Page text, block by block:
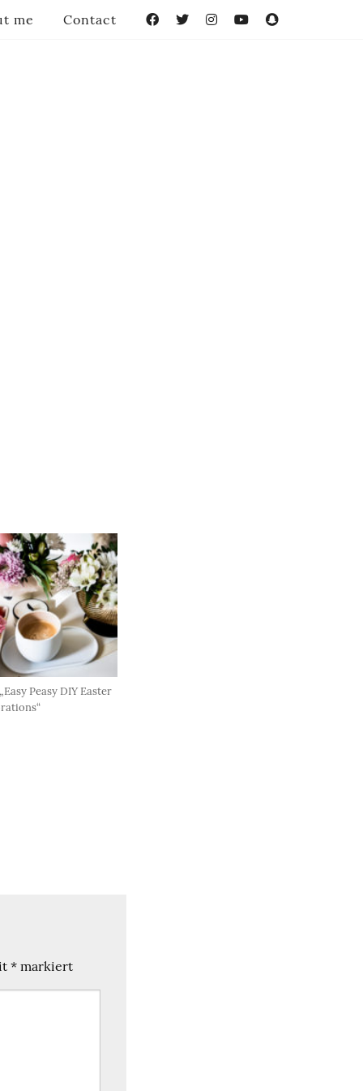
Peasy DIY Easter
* markiert
me Contact FacebookTwitterInstagramYouTube